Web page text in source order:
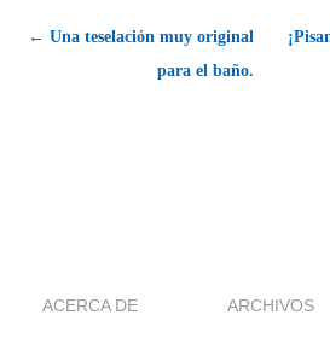
← Una teselación muy original
para el baño.
ACERCA DE ARCHIVOS